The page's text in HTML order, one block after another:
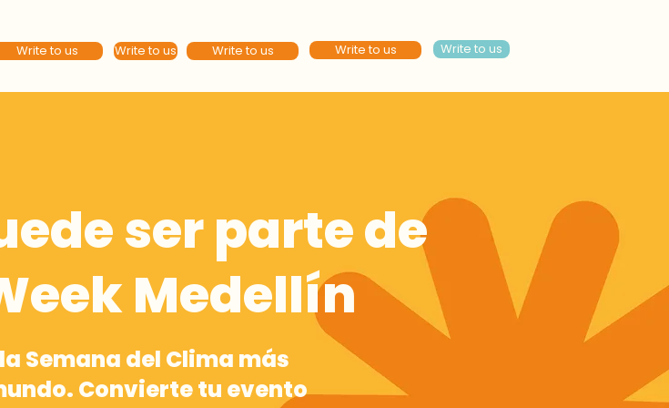
Write to us Write to us Write to us Write to us Write to us
ser parte de
Medellín
Semana del Clima más
Convierte tu evento